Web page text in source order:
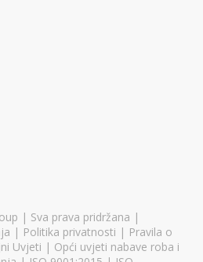
| Sva prava pridržana |
| Politika privatnosti | Pravila o
Uvjeti | Opći uvjeti nabave roba i